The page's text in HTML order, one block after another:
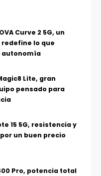
Curve 2 5G, un
lo que
autonomía
Lite, gran
pensado para
15 5G, resistencia y
un buen precio
Pro, potencia total